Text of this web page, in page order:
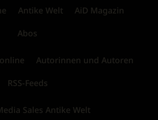
Antike Welt AiD Magazin
Abos
Autorinnen und Autoren
RSS-Feeds
Sales Antike Welt